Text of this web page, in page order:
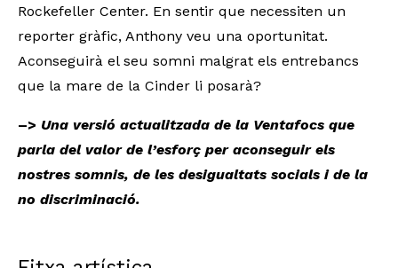
Rockefeller Center. En sentir que necessiten un
reporter gràfic, Anthony veu una oportunitat.
Aconseguirà el seu somni malgrat els entrebancs
que la mare de la Cinder li posarà?
–> Una versió actualitzada de la Ventafocs que
parla del valor de l’esforç per aconseguir els
nostres somnis, de les desigualtats socials i de la
no discriminació.